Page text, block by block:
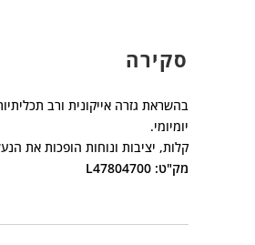
סקירה
יומיומי.
קלות, יציבות ונוחות הופכות את
מק"ט: L47804700